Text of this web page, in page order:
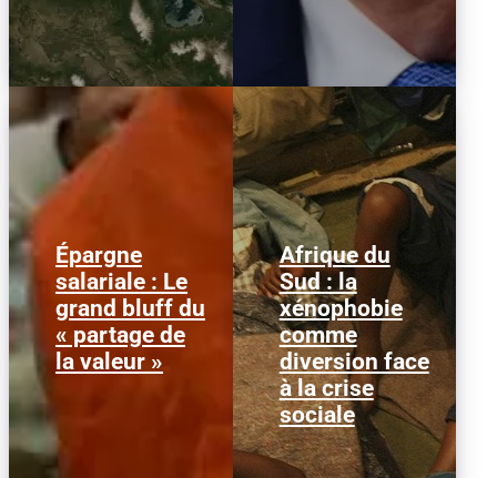
Épargne
salariale : Le
grand bluff du
« partage de
la valeur »
Alors que l'inflation et la
course aux profits
écrasent le pouvoir
d’achat, la loi « partage
de la...
Afrique du
Sud : la
xénophobie
comme
diversion face
à la crise
sociale
© HCR/ James Oatway
L’Afrique du Sud est
entrée dans une
séquence dangereuse.
Des groupes...